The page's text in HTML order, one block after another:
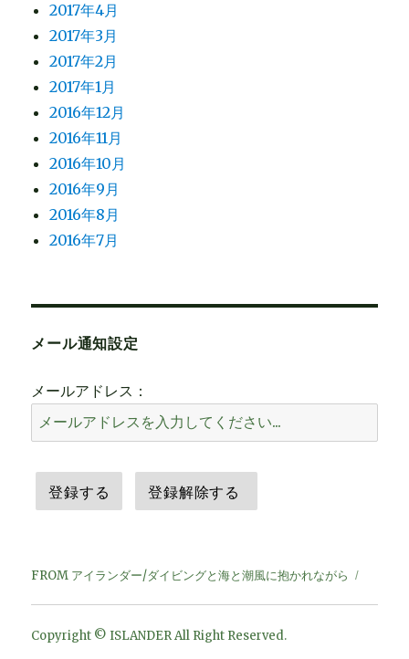
2017年4月
2017年3月
2017年2月
2017年1月
2016年12月
2016年11月
2016年10月
2016年9月
2016年8月
2016年7月
メール通知設定
メールアドレス：
FROM アイランダー/ダイビングと海と潮風に抱かれながら
Copyright © ISLANDER All Right Reserved.